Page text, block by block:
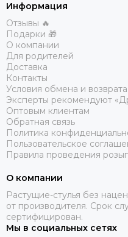
Информация
Отзывы 🔥
Подарки 🎁
О компании
Для родителей
Доставка
Контакты
Условия обмена и возврата
Эксперты рекомендуют
Оптовым клиентам
Обратная связь
Политика
Пользовательское
Правила проведения
О компании
Растущие-стулья без
от производителя. Срок
сертифицирован.
Мы в социальных сетях